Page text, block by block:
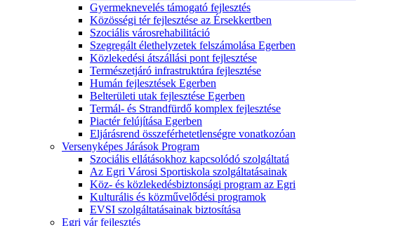
Gyermeknevelés támogató fejlesztés
Közösségi tér fejlesztése az Érsekkertben
Szociális városrehabilitáció
Szegregált élethelyzetek felszámolása Egerben
Közlekedési átszállási pont fejlesztése
Természetjáró infrastruktúra fejlesztése
Humán fejlesztések Egerben
Belterületi utak fejlesztése Egerben
Termál- és Strandfürdő komplex fejlesztése
Piactér felújítása Egerben
Eljárásrend összeférhetetlenségre vonatkozóan
Versenyképes Járások Program
Szociális ellátásokhoz kapcsolódó szolgáltatá
Az Egri Városi Sportiskola szolgáltatásainak
Köz- és közlekedésbiztonsági program az Egri
Kulturális és közművelődési programok
EVSI szolgáltatásainak biztosítása
Egri vár fejlesztés